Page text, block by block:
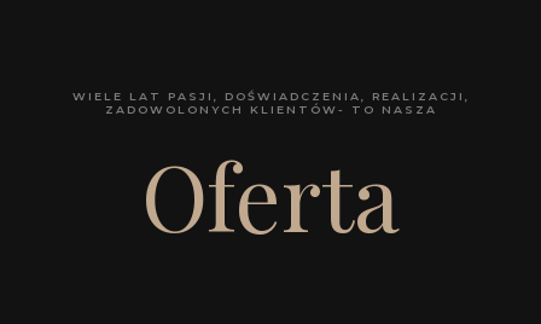
WIELE LAT PASJI, DOŚWIADCZENIA, REALIZACJI,
ZADOWOLONYCH KLIENTÓW- TO NASZA
Oferta